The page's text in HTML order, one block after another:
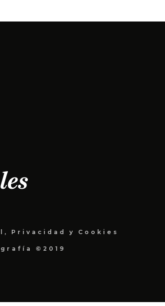
Privacidad y Cookies
©2019